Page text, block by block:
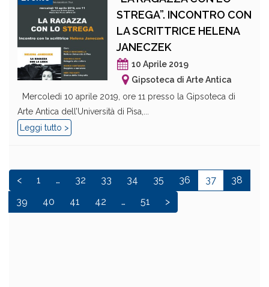
STREGA”. INCONTRO CON
LA SCRITTRICE HELENA
JANECZEK
10 Aprile 2019
Gipsoteca di Arte Antica
Mercoledi 10 aprile 2019, ore 11 presso la Gipsoteca di
Arte Antica dell’Università di Pisa,...
Leggi tutto >
< 1 … 32 33 34 35 36 37
38
39
40 41 42 … 51 >